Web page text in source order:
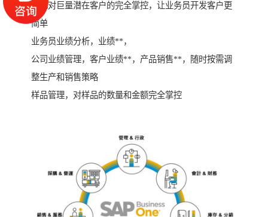
实现对巨量潜在客户的完全掌控，让业务员开发客户更
简单
业务员业绩分析，业绩**，
公司业绩管理，客户业绩**，产品销售**，随时按需调
整生产和销售策略
样品管理，对样品的数量和金额完全掌控